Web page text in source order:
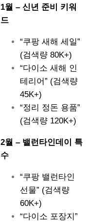
1월 – 신년 준비 키워
드
“쿠팡 새해 세일”
(검색량 80K+)
“다이소 새해 인
테리어” (검색량
45K+)
“정리 정돈 용품”
(검색량 120K+)
2월 – 밸런타인데이 특
수
“쿠팡 밸런타인
선물” (검색량
60K+)
“다이소 포장지”